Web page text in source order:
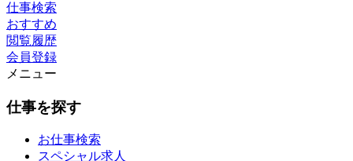
仕事検索
おすすめ
閲覧履歴
会員登録
メニュー
仕事を探す
お仕事検索
スペシャル求人